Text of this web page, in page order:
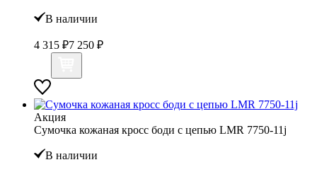
В наличии
4 315 ₽7 250 ₽
Акция
Сумочка кожаная кросс боди с цепью LMR 7750-11j
В наличии